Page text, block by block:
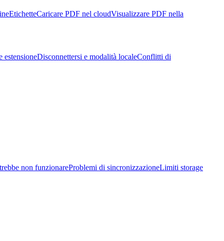
EtichetteCaricare PDF nel cloudVisualizzare PDF nella
estensioneDisconnettersi e modalità localeConflitti di
non funzionareProblemi di sincronizzazioneLimiti storage